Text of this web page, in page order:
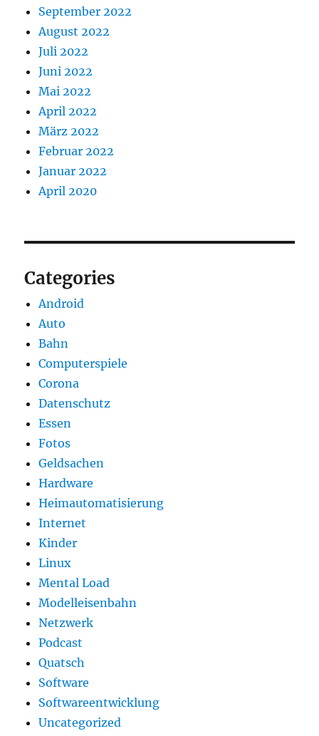
September 2022
August 2022
Juli 2022
Juni 2022
Mai 2022
April 2022
März 2022
Februar 2022
Januar 2022
April 2020
Categories
Android
Auto
Bahn
Computerspiele
Corona
Datenschutz
Essen
Fotos
Geldsachen
Hardware
Heimautomatisierung
Internet
Kinder
Linux
Mental Load
Modelleisenbahn
Netzwerk
Podcast
Quatsch
Software
Softwareentwicklung
Uncategorized